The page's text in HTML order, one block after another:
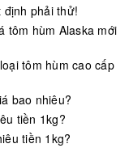
định phải thử!
tôm hùm Alaska mới
tôm hùm cao cấp
bao nhiêu?
tiền 1kg?
tiền 1kg?